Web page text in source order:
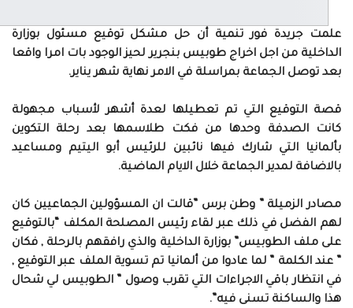
علمت جريدة فور تنمية أن حل مشكل توقيع مسئول بوزارة
الداخلية من اجل اخراج طوبيس بنجرير لحيز الوجود بات امرا واقعا
بعد توصل الجماعة بمراسلة في الامر نهاية شهر يناير.
قصة التوقيع التي تم تعطيلها لعدة أشهر لأسباب مجهولة
كانت الصدفة وحدها من فكت طلاسمها بعد رحلة التكوين
بألمانيا التي شارك فيها نائبين للرئيس أبو اليتيم ومساعيد
بالاضافة لمدير الجماعة خلال الايام الماضية.
مصادر الزميلة ” وطن برس ”قالت ان المسؤولين الجماعيين كان
لهم الفضل في ذلك عبر لقاء رئيس المصلحة المكلف “بالتوقيع
على ملف الطوبيس” بوزارة الداخلية والذي رافقهم بالرحلة , فكان
” عند الكلمة ” لما عادوا من ألمانيا تم تسوية الملف عبر التوقيع ,
في انتظار باقي الاجراءات التي تقرب وصول ” الطوبيس لي شحال
هذا والساكنة تسنى فيه”.